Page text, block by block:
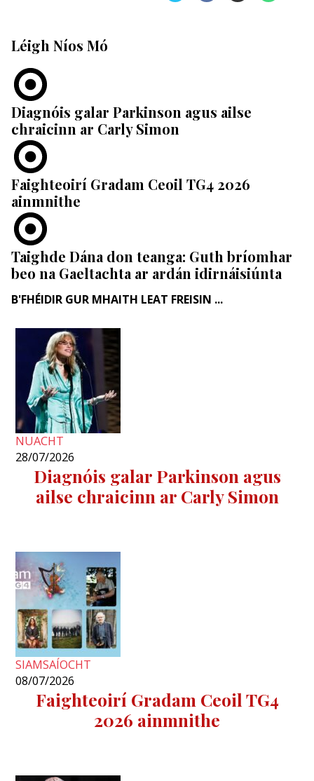
Léigh Níos Mó
Diagnóis galar Parkinson agus ailse
chraicinn ar Carly Simon
Faighteoirí Gradam Ceoil TG4 2026
ainmnithe
Taighde Dána don teanga: Guth bríomhar
beo na Gaeltachta ar ardán idirnáisiúnta
B'FHÉIDIR GUR MHAITH LEAT FREISIN ...
NUACHT
28/07/2026
Diagnóis galar Parkinson agus
ailse chraicinn ar Carly Simon
SIAMSAÍOCHT
08/07/2026
Faighteoirí Gradam Ceoil TG4
2026 ainmnithe